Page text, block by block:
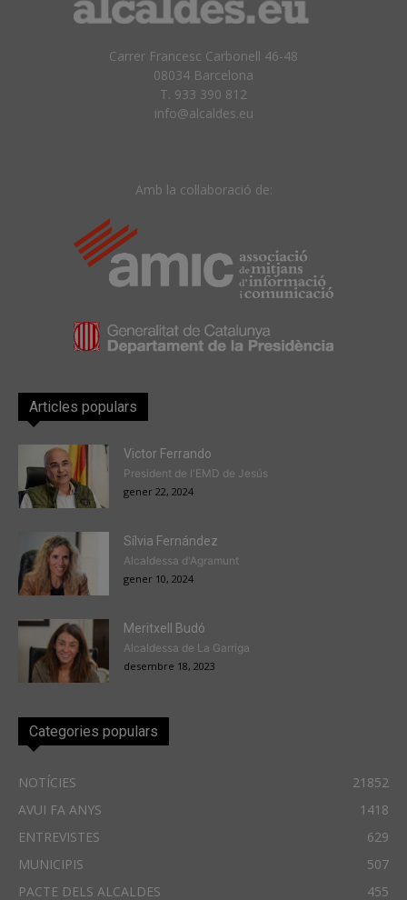
Carrer Francesc Carbonell 46-48
08034 Barcelona
T. 933 390 812
info@alcaldes.eu
Amb la col·laboració de:
Articles populars
Victor Ferrando
President de l'EMD de Jesús
gener 22, 2024
Sílvia Fernández
Alcaldessa d'Agramunt
gener 10, 2024
Meritxell Budó
Alcaldessa de La Garriga
desembre 18, 2023
Categories populars
NOTÍCIES
21852
AVUI FA ANYS
1418
ENTREVISTES
629
MUNICIPIS
507
PACTE DELS ALCALDES
455